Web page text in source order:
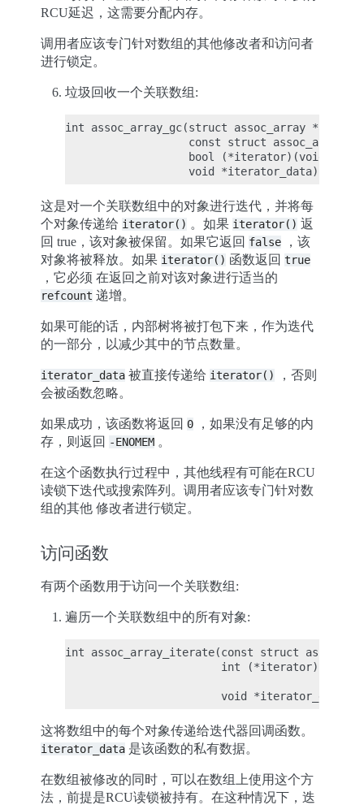
RCU延迟，这需要分配内存。
调用者应该专门针对数组的其他修改者和访问者
进行锁定。
垃圾回收一个关联数组:
int assoc_array_gc(struct assoc_array *array,
const struct
bool (*iterator)(void
这是对一个关联数组中的对象进行迭代，并将每
个对象传递给 iterator() 。如果 iterator() 返
回 true，该对象被保留。如果它返回 false ，该
对象将被释放。如果 iterator() 函数返回 true
，它必须 在返回之前对该对象进行适当的
refcount 递增。
如果可能的话，内部树将被打包下来，作为迭代
的一部分，以减少其中的节点数量。
iterator_data 被直接传递给 iterator()
，否则
会被函数忽略。
如果成功，该函数将返回 0 ，如果没有足够的内
存，则返回 -ENOMEM 。
在这个函数执行过程中，其他线程有可能在RCU
读锁下迭代或搜索阵列。调用者应该专门针对数
组的其他 修改者进行锁定。
访问函数
有两个函数用于访问一个关联数组:
遍历一个关联数组中的所有对象:
int assoc_array_iterate(const struct
int (*iterator)(const
这将数组中的每个对象传递给迭代器回调函数。
iterator_data 是该函数的私有数据。
在数组被修改的同时，可以在数组上使用这个方
法，前提是RCU读锁被持有。在这种情况下，迭